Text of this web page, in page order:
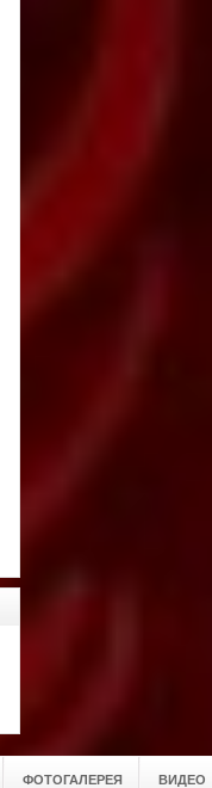
ФОТОГАЛЕРЕЯ ВИДЕО